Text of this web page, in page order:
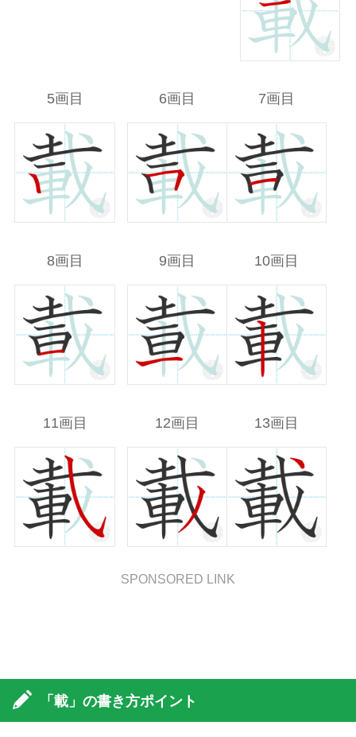
5画目 6画目 7画目
8画目 9画目 10画目
11画目 12画目 13画目
SPONSORED LINK
「載」の書き方ポイント